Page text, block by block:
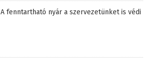
A fenntartható nyár a szervezetünket is védi